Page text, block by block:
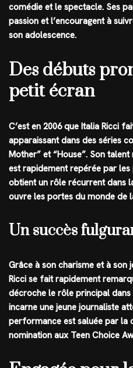
comédie et le spectacle. Ses
passion et l’encouragent à
son adolescence.
Des débuts
petit écran
C’est en 2006 que Italia Ricci
apparaissant dans des séries
Mother” et “House”. Son
est rapidement repérée par
obtient un rôle récurrent dans
ouvre les portes du monde de
Un succès
Grâce à son charisme et à son
Ricci se fait rapidement
décroche le rôle principal dans
incarne une jeune journaliste
performance est saluée par la
nomination aux Teen Choice